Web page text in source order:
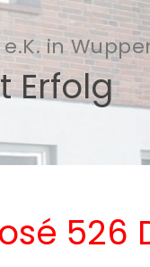
in
Erfolg